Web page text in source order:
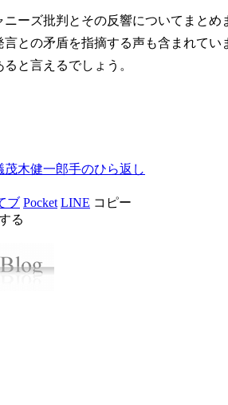
ニーズ批判とその反響についてまと
言との矛盾を指摘する声も含まれて
と言えるでしょう。
茂木健一郎手のひら返し
ブ Pocket LINE コピー
る